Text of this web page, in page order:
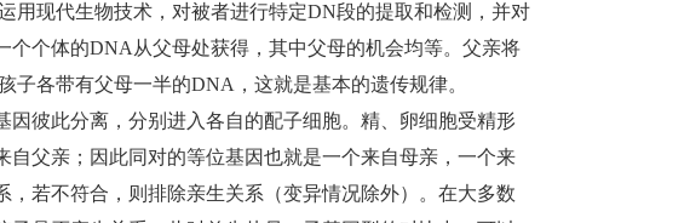
用现代生物技术，对被者进行特定DN段的提取和检测，并对
个体的DNA从父母处获得，其中父母的机会均等。父亲将
各带有父母一半的DNA，这就是基本的遗传规律。
彼此分离，分别进入各自的配子细胞。精、卵细胞受精形
父亲；因此同对的等位基因也就是一个来自母亲，一个来
若不符合，则排除亲生关系（变异情况除外）。在大多数